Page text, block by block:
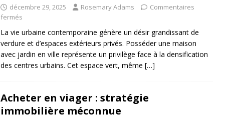
décembre 29, 2025 Rosemary Adams
Commentaires
fermés
La vie urbaine contemporaine génère un désir grandissant de
verdure et d’espaces extérieurs privés. Posséder une maison
avec jardin en ville représente un privilège face à la densification
des centres urbains. Cet espace vert, même […]
Acheter en viager : stratégie
immobilière méconnue